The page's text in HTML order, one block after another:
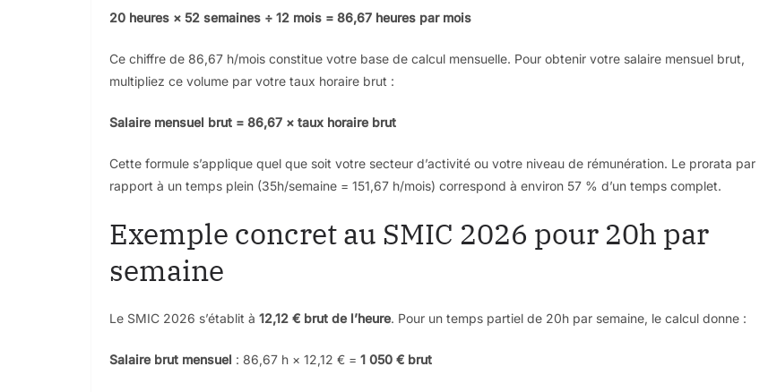
20 heures × 52 semaines ÷ 12 mois = 86,67 heures par mois
Ce chiffre de 86,67 h/mois constitue votre base de calcul mensuelle. Pour obtenir votre salaire mensuel brut,
multipliez ce volume par votre taux horaire brut :
Salaire mensuel brut = 86,67 × taux horaire brut
Cette formule s’applique quel que soit votre secteur d’activité ou votre niveau de rémunération. Le prorata par
rapport à un temps plein (35h/semaine = 151,67 h/mois) correspond à environ 57 % d’un temps complet.
Exemple concret au SMIC 2026 pour 20h par
semaine
Le SMIC 2026 s’établit à 12,12 € brut de l’heure. Pour un temps partiel de 20h par semaine, le calcul donne :
Salaire brut mensuel : 86,67 h × 12,12 € = 1 050 € brut